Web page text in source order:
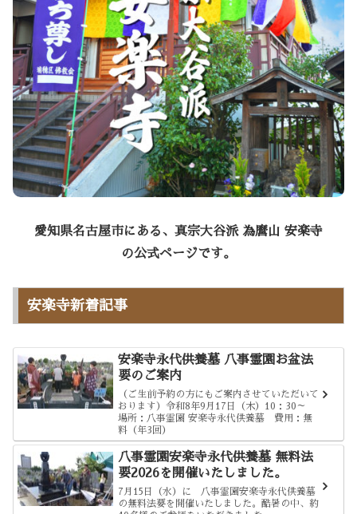
愛知県名古屋市にある、真宗大谷派 為麿山 安楽寺
の公式ページです。
安楽寺新着記事
安楽寺永代供養墓 八事霊園お盆法
要のご案内
（ご生前予約の方にもご案内させていただいて
おります）令和8年9月17日（木）10：30～
場所：八事霊園 安楽寺永代供養墓 費用：無
料（年3回）
八事霊園安楽寺永代供養墓 無料法
要2026を開催いたしました。
7月15日（水）に 八事霊園安楽寺永代供養墓
の無料法要を開催いたしました。酷暑の中、約